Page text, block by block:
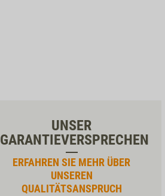
UNSER
GARANTIEVERSPRECHEN
ERFAHREN SIE MEHR ÜBER
UNSEREN
QUALITÄTSANSPRUCH